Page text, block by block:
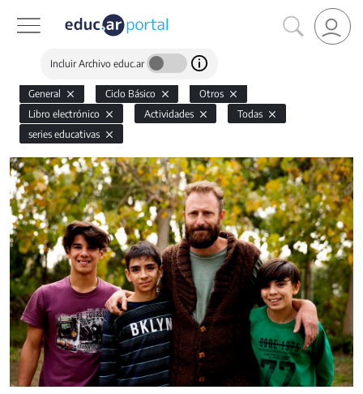
Incluir Archivo educ.ar
General Ciclo Básico
Otros
Libro electrónico
Actividades
Todas
series educativas